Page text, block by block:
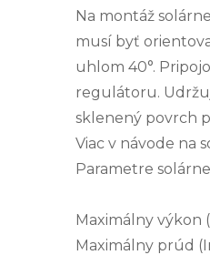
Na montáž
musí byť
uhlom 40°.
regulátoru.
sklenený povrch
Viac v návode na
Parametre
Maximálny výkon
Maximálny prúd